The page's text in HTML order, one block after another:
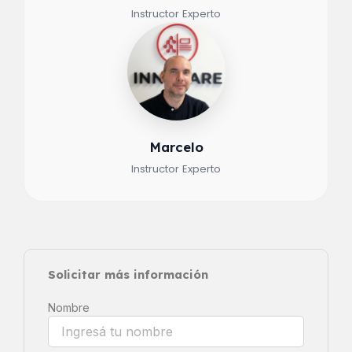
Instructor Experto
Marcelo
Instructor Experto
Solicitar más información
Nombre